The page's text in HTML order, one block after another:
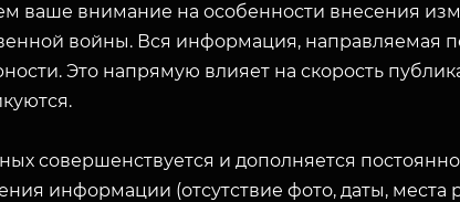
ваше внимание на особенности внесения
войны. Вся информация, направляемая
Это напрямую влияет на скорость
совершенствуется и дополняется
информации (отсутствие фото, даты,